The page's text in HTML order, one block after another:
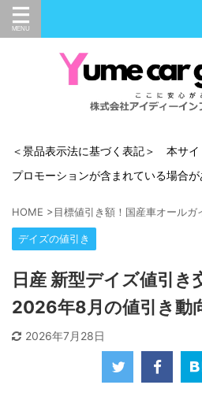
＜景品表示法に基づく表記＞ 本サイ
プロモーションが含まれている場合が
HOME >目標値引き額！国産車オールガ
デイズの値引き
日産 新型デイズ値引き
2026年8月の値引き動
2026年7月28日